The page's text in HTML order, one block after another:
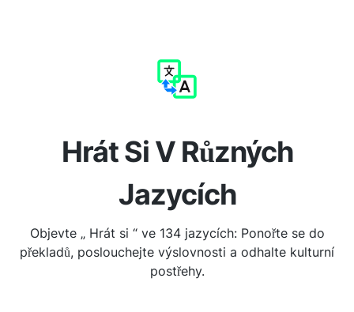
Hrát Si V Různých
Jazycích
Objevte „ Hrát si “ ve 134 jazycích: Ponořte se do
překladů, poslouchejte výslovnosti a odhalte kulturní
postřehy.